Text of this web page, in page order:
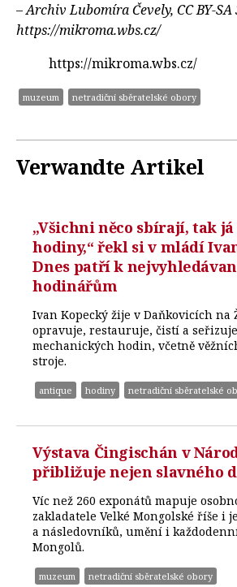
– Archiv Lubomíra Čevely, CC BY-SA
https://mikroma.wbs.cz/
https://mikroma.wbs.cz/
muzeum netradiční sběratelské obory
Verwandte Artikel
„Všichni něco sbírají, tak
hodiny,“ řekl si v mládí
Dnes patří k
hodinářům
Ivan Kopecký žije v Daňkovicích na
opravuje, restauruje, čistí a
mechanických hodin, včetně
stroje.
antique hodiny netradiční sběratelské
Výstava Čingischán v
přibližuje nejen slavného
Víc než 260 exponátů mapuje
zakladatele Velké Mongolské říše i
a následovníků, umění i
Mongolů.
muzeum netradiční sběratelské obory